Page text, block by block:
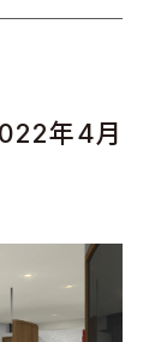
年4月